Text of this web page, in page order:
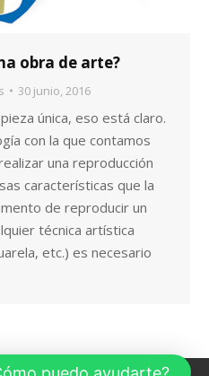
obra de arte?
30 junio, 2016
única, eso está claro.
con la que contamos
una reproducción
características que la
de reproducir un
técnica artística
etc.) es necesario